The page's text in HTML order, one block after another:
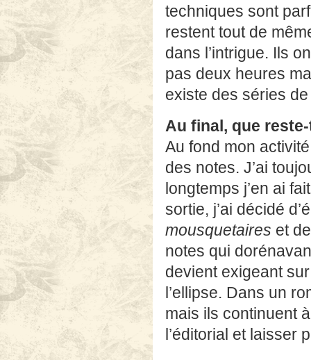
techniques sont
restent tout de
dans l’intrigue. Ils
pas deux heures
existe des séries
Au final, que
Au fond mon
des notes. J’ai
longtemps j’en ai
sortie, j’ai décidé
mousquetaires et
notes qui
devient exigeant
l’ellipse. Dans un
mais ils continuent
l’éditorial et laisser